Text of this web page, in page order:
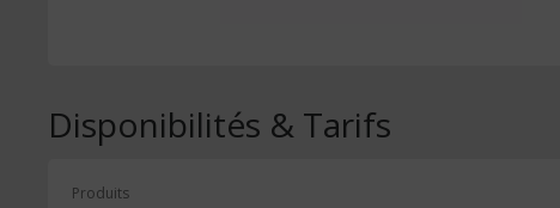
Disponibilités & Tarifs
Produits